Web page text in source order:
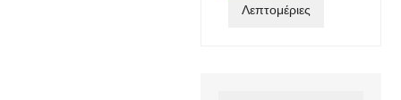
Λεπτομέριες